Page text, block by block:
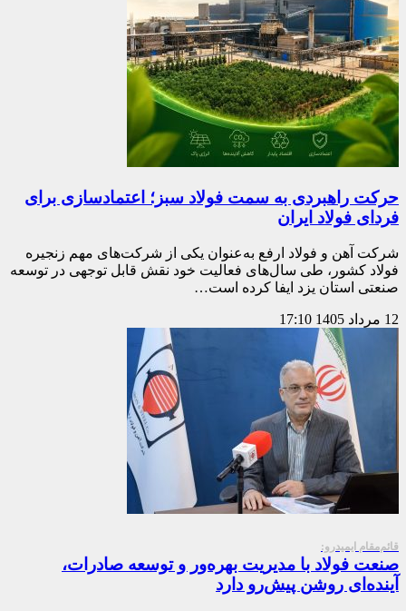
حرکت راهبردی به سمت فولاد سبز؛ اعتمادسازی برای
فردای فولاد ایران
شرکت آهن و فولاد ارفع به‌عنوان یکی از شرکت‌های مهم زنجیره
فولاد کشور، طی سال‌های فعالیت خود نقش قابل توجهی در توسعه
صنعتی استان یزد ایفا کرده است…
12 مرداد 1405 17:10
قائم‌مقام ایمیدرو:
صنعت فولاد با مدیریت بهره‌ور و توسعه صادرات،
آینده‌ای روشن پیش‌رو دارد